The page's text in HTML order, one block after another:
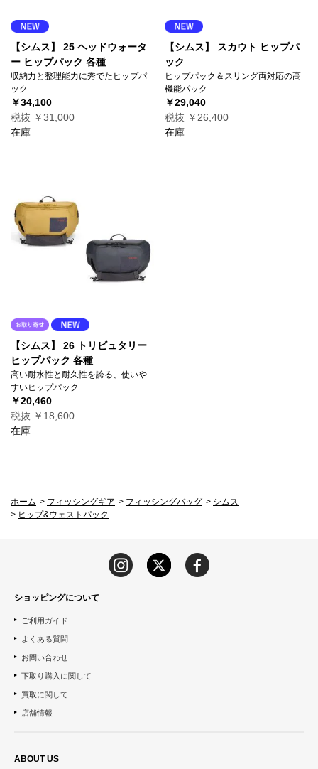
【シムス】 25 ヘッドウォータ
ー ヒップパック 各種
収納力と整理能力に秀でたヒップパ
ック
￥34,100
税抜 ￥31,000
在庫
【シムス】 スカウト ヒップパ
ック
ヒップパック＆スリング両対応の高
機能パック
￥29,040
税抜 ￥26,400
在庫
【シムス】 26 トリビュタリー
ヒップパック 各種
高い耐水性と耐久性を誇る、使いや
すいヒップパック
￥20,460
税抜 ￥18,600
在庫
ホーム > フィッシングギア > フィッシングバッグ > シムス
> ヒップ&ウェストパック
ショッピングについて
ご利用ガイド
よくある質問
お問い合わせ
下取り購入に関して
買取に関して
店舗情報
ABOUT US